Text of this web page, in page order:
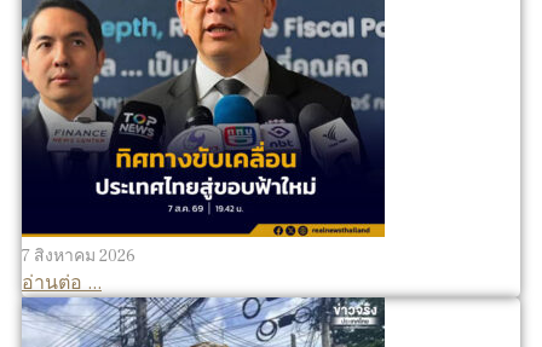
7 สิงหาคม 2026
อ่านต่อ ...